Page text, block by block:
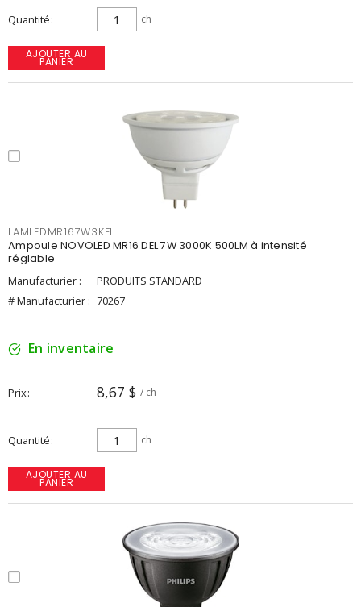
Quantité ch
AJOUTER AU
PANIER
LAMLEDMR167W3KFL
Ampoule NOVOLED MR16 DEL 7W 3000K 500LM à intensité
réglable
Manufacturier :
PRODUITS STANDARD
# Manufacturier : 70267
En inventaire
Prix 8,67 $ / ch
Quantité ch
AJOUTER AU
PANIER